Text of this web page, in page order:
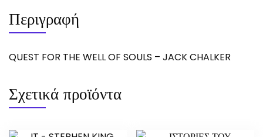
Περιγραφή
QUEST FOR THE WELL OF SOULS – JACK CHALKER
Σχετικά προϊόντα